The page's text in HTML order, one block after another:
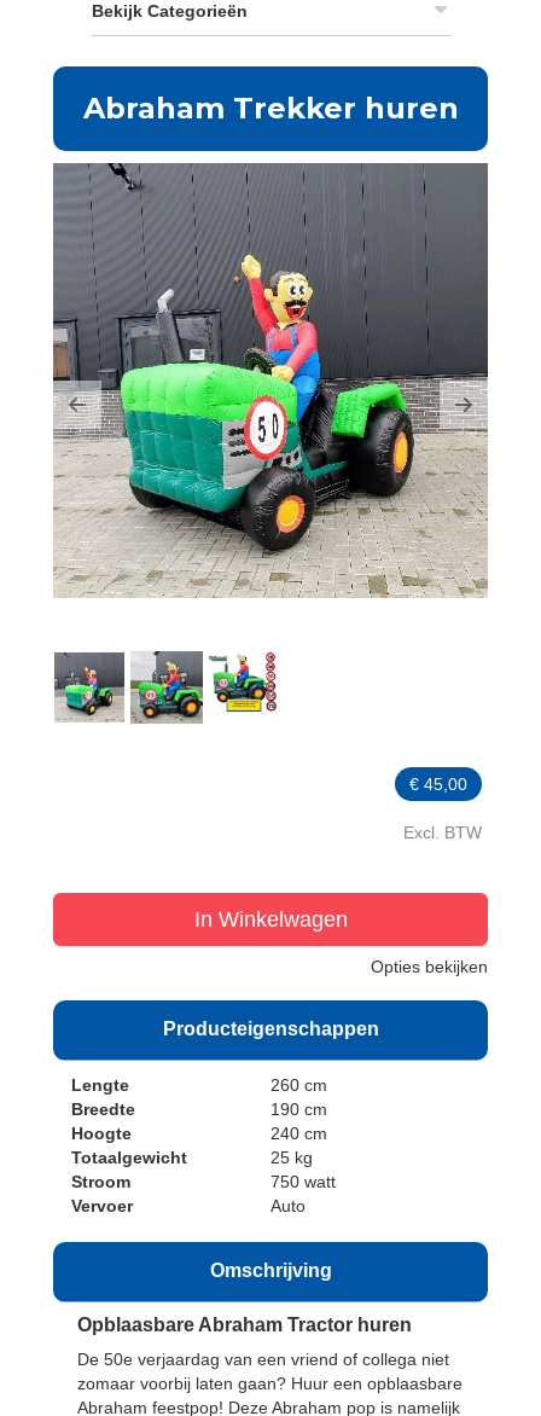
Bekijk Categorieën
Abraham Trekker huren
Previous Next
€ 45,00
Excl. BTW
In Winkelwagen
Opties bekijken
Producteigenschappen
Lengte
260 cm
Breedte
190 cm
Hoogte
240 cm
Totaalgewicht
25 kg
Stroom
750 watt
Vervoer
Auto
Omschrijving
Opblaasbare Abraham Tractor huren
De 50e verjaardag van een vriend of collega niet
zomaar voorbij laten gaan? Huur een opblaasbare
Abraham feestpop! Deze Abraham pop is namelijk